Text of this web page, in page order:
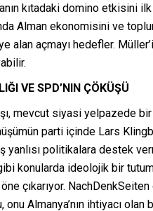
kıtadaki domino etkisini
Alman ekonomisini ve
alan açmayı hedefler.
VE SPD’NIN ÇÖKÜŞÜ
mevcut siyasi yelpazede
parti içinde Lars
yanlısı politikalara destek
konularda ideolojik bir
çıkarıyor.
onu Almanya’nın ihtiyacı